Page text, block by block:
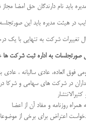
باید نام دارندگان حق امضا
در هیئت مدیره باید این
تغییرات شرکت به تنهایی با یک
صورتجلسات به اداره ثبت شرکت ها
فوق العاده، عادی سالیانه ، عادی
در شرکت های سهامی و
روزنامه و مفاد آن از اعضا
اعتراض برای برخی از